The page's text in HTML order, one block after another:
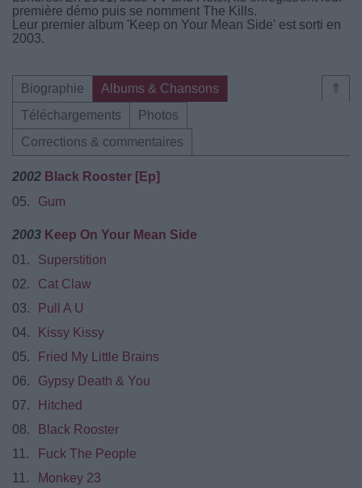
première démo puis se nomment The Kills.
Leur premier album 'Keep on Your Mean Side' est sorti en
2003.
⇑
Biographie
Albums & Chansons
Téléchargements
Photos
Corrections & commentaires
2002 Black Rooster [Ep]
05.
Gum
2003 Keep On Your Mean Side
01.
Superstition
02.
Cat Claw
03.
Pull A U
04.
Kissy Kissy
05.
Fried My Little Brains
06.
Gypsy Death & You
07.
Hitched
08.
Black Rooster
11.
Fuck The People
11.
Monkey 23